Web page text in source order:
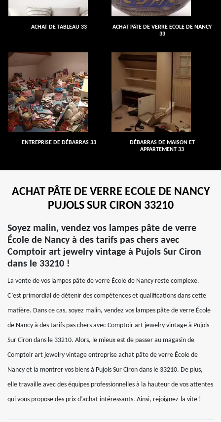
ACHAT DE TABLEAU 33
ACHAT PÂTE DE VERRE ECOLE DE NANCY
33
ENTREPRISE DE DÉBARRAS 33
DÉBARRAS DE MAISON ET
APPARTEMENT 33
ACHAT PÂTE DE VERRE ECOLE DE NANCY
PUJOLS SUR CIRON 33210
Soyez malin, vendez vos lampes pâte de verre
École de Nancy à des tarifs pas chers avec
Comptoir art jewelry vintage à Pujols Sur Ciron
dans le 33210 !
La vente de vos lampes pâte de verre École de Nancy reste complexe.
C’est primordial de détenir des compétences et qualifications dans cette
matière. Dans ce cas, soyez malin, vendez vos lampes pâte de verre École
de Nancy à des tarifs pas chers avec Comptoir art jewelry vintage à Pujols
Sur Ciron dans le 33210. Alors, le mieux est de passer au magasin de
Comptoir art jewelry vintage entreprise achat pâte de verre École de
Nancy et la montrer vos biens à Pujols Sur Ciron dans le 33210. De plus,
elle travaille avec des équipes professionnelles à la hauteur de vos attentes
qui vous propose des prix d’achat intéressants. Ainsi, rejoignez-la vite !